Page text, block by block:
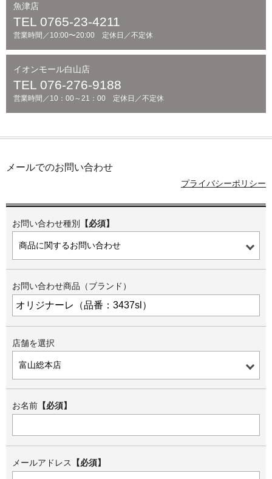
魚津店
TEL 0765-23-4211
営業時間／10:00〜20:00 定休日／不定休
イオンモール白山店
TEL 076-276-9188
営業時間／10：00～21：00 定休日／不定休
メールでのお問い合わせ
プライバシーポリシー
お問い合わせ種別 【必須】
お問い合わせ商品（ブランド）
店舗を選択
お名前 【必須】
メールアドレス 【必須】